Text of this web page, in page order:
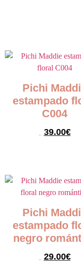
Pichi
estampado
C004
39.00€
Pichi
estampado
negro
29.00€